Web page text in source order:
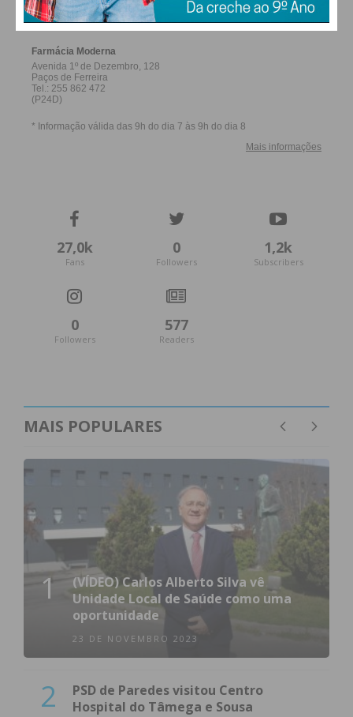
FERREIRA
27,0k
Fans
0
Followers
1,2k
Subscribers
0
Followers
577
Readers
MAIS POPULARES
1
(VÍDEO) Carlos Alberto Silva vê
Unidade Local de Saúde como uma
oportunidade
23 DE NOVEMBRO 2023
2
PSD de Paredes visitou Centro
Hospital do Tâmega e Sousa